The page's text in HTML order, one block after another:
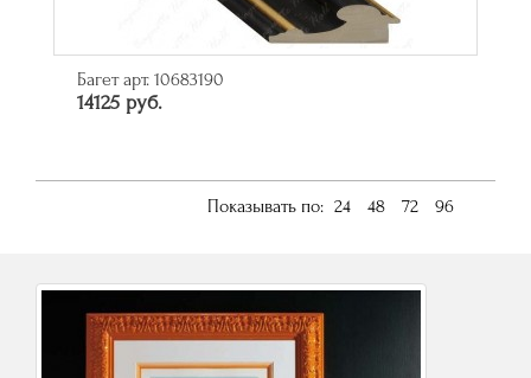
Багет арт. 10683190
14125 руб.
Показывать по: 24 48 72 96